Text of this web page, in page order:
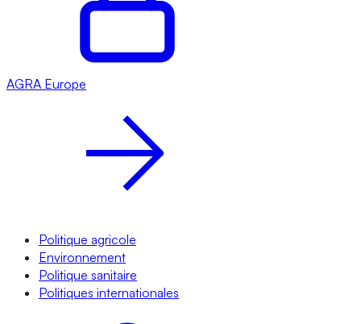
AGRA Europe
Politique agricole
Environnement
Politique sanitaire
Politiques internationales